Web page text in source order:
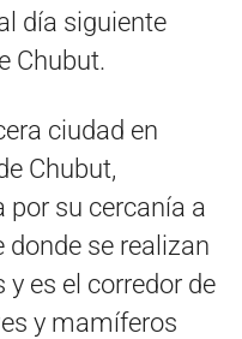
día siguiente
Chubut.
ciudad en
Chubut,
su cercanía a
donde se realizan
y es el corredor de
y mamíferos